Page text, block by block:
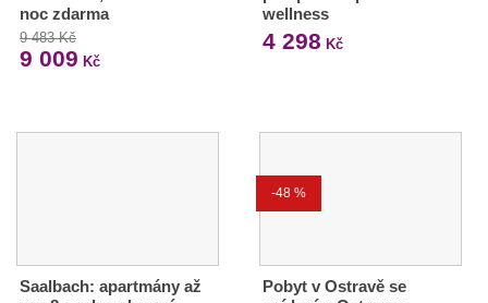
noc zdarma
9 483 Kč
9 009 Kč
wellness
4 298 Kč
Saalbach: apartmány až
-48 %
Pobyt v Ostravě se